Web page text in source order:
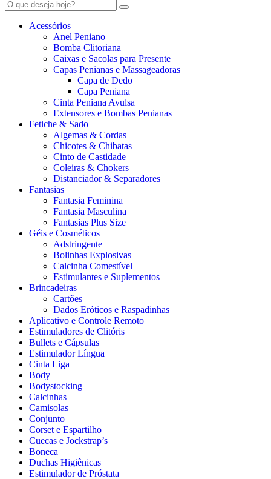
Acessórios
Anel Peniano
Bomba Clitoriana
Caixas e Sacolas para Presente
Capas Penianas e Massageadoras
Capa de Dedo
Capa Peniana
Cinta Peniana Avulsa
Extensores e Bombas Penianas
Fetiche & Sado
Algemas & Cordas
Chicotes & Chibatas
Cinto de Castidade
Coleiras & Chokers
Distanciador & Separadores
Fantasias
Fantasia Feminina
Fantasia Masculina
Fantasias Plus Size
Géis e Cosméticos
Adstringente
Bolinhas Explosivas
Calcinha Comestível
Estimulantes e Suplementos
Brincadeiras
Cartões
Dados Eróticos e Raspadinhas
Aplicativo e Controle Remoto
Estimuladores de Clitóris
Bullets e Cápsulas
Estimulador Língua
Cinta Liga
Body
Bodystocking
Calcinhas
Camisolas
Conjunto
Corset e Espartilho
Cuecas e Jockstrap’s
Boneca
Duchas Higiênicas
Estimulador de Próstata